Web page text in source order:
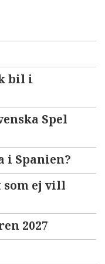
bil i
Spel
i Spanien?
som ej vill
2027